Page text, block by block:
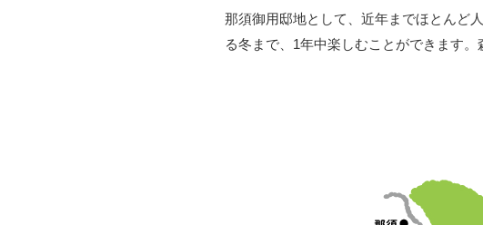
那須御用邸地として、近年までほとんど
る冬まで、1年中楽しむことができます